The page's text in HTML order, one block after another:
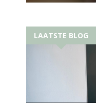
LAATSTE BLOG